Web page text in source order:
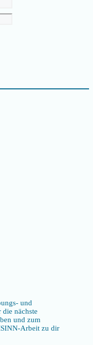
und
nächste
und zum
Arbeit zu dir